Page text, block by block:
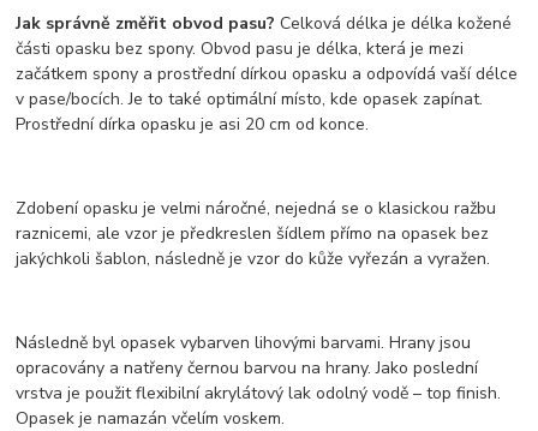
Jak správně změřit obvod pasu?Celková délka je délka kožené
části opasku bez spony. Obvod pasu je délka, která je mezi
začátkem spony a prostřední dírkou opasku a odpovídá vaší délce
v pase/bocích. Je to také optimální místo, kde opasek zapínat.
Prostřední dírka opasku je asi 20 cm od konce.
Zdobení opasku je velmi náročné, nejedná se o klasickou ražbu
raznicemi, ale vzor je předkreslen šídlem přímo na opasek bez
jakýchkoli šablon, následně je vzor do kůže vyřezán a vyražen.
Následně byl opasek vybarven lihovými barvami. Hrany jsou
opracovány a natřeny černou barvou na hrany. Jako poslední
vrstva je použit flexibilní akrylátový lak odolný vodě – top finish.
Opasek je namazán včelím voskem.